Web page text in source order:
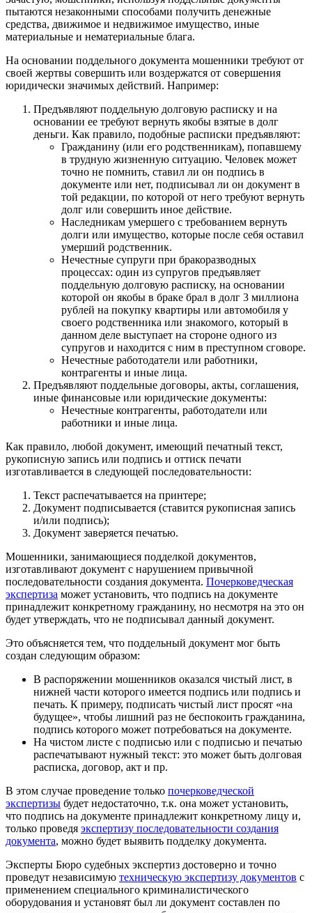
пытаются незаконными способами получить денежные
средства, движимое и недвижимое имущество, иные
материальные и нематериальные блага.
На основании поддельного документа мошенники требуют от
своей жертвы совершить или воздержатся от совершения
юридически значимых действий. Например:
Предъявляют поддельную долговую расписку и на
основании ее требуют вернуть якобы взятые в долг
деньги. Как правило, подобные расписки предъявляют:
Гражданину (или его родственникам), попавшему
в трудную жизненную ситуацию. Человек может
точно не помнить, ставил ли он подпись в
документе или нет, подписывал ли он документ в
той редакции, по которой от него требуют вернуть
долг или совершить иное действие.
Наследникам умершего с требованием вернуть
долги или имущество, которые после себя оставил
умерший родственник.
Нечестные супруги при бракоразводных
процессах: один из супругов предъявляет
поддельную долговую расписку, на основании
которой он якобы в браке брал в долг 3 миллиона
рублей на покупку квартиры или автомобиля у
своего родственника или знакомого, который в
данном деле выступает на стороне одного из
супругов и находится с ним в преступном сговоре.
Нечестные работодатели или работники,
контрагенты и иные лица.
Предъявляют поддельные договоры, акты, соглашения,
иные финансовые или юридические документы:
Нечестные контрагенты, работодатели или
работники и иные лица.
Как правило, любой документ, имеющий печатный текст,
рукописную запись или подпись и оттиск печати
изготавливается в следующей последовательности:
Текст распечатывается на принтере;
Документ подписывается (ставится рукописная запись
и/или подпись);
Документ заверяется печатью.
Мошенники, занимающиеся подделкой документов,
изготавливают документ с нарушением привычной
последовательности создания документа. Почерковедческая
экспертиза может установить, что подпись на документе
принадлежит конкретному гражданину, но несмотря на это он
будет утверждать, что не подписывал данный документ.
Это объясняется тем, что поддельный документ мог быть
создан следующим образом:
В распоряжении мошенников оказался чистый лист, в
нижней части которого имеется подпись или подпись и
печать. К примеру, подписать чистый лист просят «на
будущее», чтобы лишний раз не беспокоить гражданина,
подпись которого может потребоваться на документе.
На чистом листе с подписью или с подписью и печатью
распечатывают нужный текст: это может быть долговая
расписка, договор, акт и пр.
В этом случае проведение только почерковедческой
экспертизы будет недостаточно, т.к. она может установить,
что подпись на документе принадлежит конкретному лицу и,
только проведя экспертизу последовательности создания
документа, можно будет выявить подделку документа.
Эксперты Бюро судебных экспертиз достоверно и точно
проведут независимую техническую экспертизу документов с
применением специального криминалистического
оборудования и установят был ли документ составлен по